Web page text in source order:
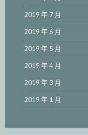
2019 年 7 月
2019 年 6 月
2019 年 5 月
2019 年 4 月
2019 年 3 月
2019 年 1 月